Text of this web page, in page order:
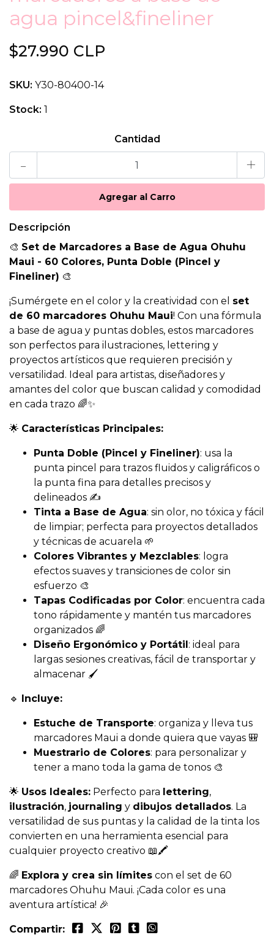
agua pincel&fineliner
$27.990 CLP
SKU: Y30-80400-14
Stock: 1
Cantidad
- +
Descripción
🎨 Set de Marcadores a Base de Agua Ohuhu
Maui - 60 Colores, Punta Doble (Pincel y
Fineliner) 🎨
¡Sumérgete en el color y la creatividad con el set
de 60 marcadores Ohuhu Maui! Con una fórmula
a base de agua y puntas dobles, estos marcadores
son perfectos para ilustraciones, lettering y
proyectos artísticos que requieren precisión y
versatilidad. Ideal para artistas, diseñadores y
amantes del color que buscan calidad y comodidad
en cada trazo 🌈✨
🌟 Características Principales:
Punta Doble (Pincel y Fineliner): usa la
punta pincel para trazos fluidos y caligráficos o
la punta fina para detalles precisos y
delineados ✍️
Tinta a Base de Agua: sin olor, no tóxica y fácil
de limpiar; perfecta para proyectos detallados
y técnicas de acuarela 🌱
Colores Vibrantes y Mezclables: logra
efectos suaves y transiciones de color sin
esfuerzo 🎨
Tapas Codificadas por Color: encuentra cada
tono rápidamente y mantén tus marcadores
organizados 🌈
Diseño Ergonómico y Portátil : ideal para
largas sesiones creativas, fácil de transportar y
almacenar 🖌️
🔹 Incluye:
Estuche de Transporte: organiza y lleva tus
marcadores Maui a donde quiera que vayas 🎒
Muestrario de Colores: para personalizar y
tener a mano toda la gama de tonos 🎨
🌟 Usos Ideales: Perfecto para lettering,
ilustración, journaling y dibujos detallados. La
versatilidad de sus puntas y la calidad de la tinta los
convierten en una herramienta esencial para
cualquier proyecto creativo 📖🖍️
🌈 Explora y crea sin límites con el set de 60
marcadores Ohuhu Maui. ¡Cada color es una
aventura artística! 🎉
Compartir: